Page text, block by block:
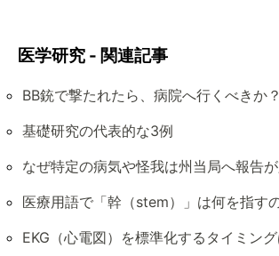
医学研究 - 関連記事
BB銃で撃たれたら、病院へ行くべきか？
基礎研究の代表的な3例
なぜ特定の病気や怪我は州当局へ報告
医療用語で「幹（stem）」は何を指す
EKG（心電図）を標準化するタイミング